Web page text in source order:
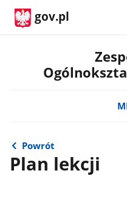
gov.pl
Powrót
Plan lekcji